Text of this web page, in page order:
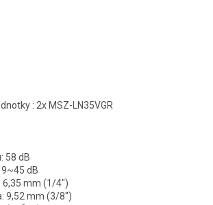
: 2x MSZ-LN35VGR
58 dB
dB
6,35 mm (1/4")
9,52 mm (3/8")